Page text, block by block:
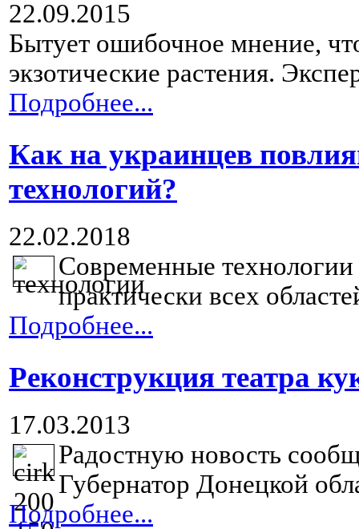
22.09.2015
Бытует ошибочное мнение,
экзотические растения.
Подробнее...
Как на украинцев
технологий?
22.02.2018
Современные технологии
практически всех
Подробнее...
Реконструкция театра
17.03.2013
Радостную новость
Губернатор Донецкой
Подробнее...